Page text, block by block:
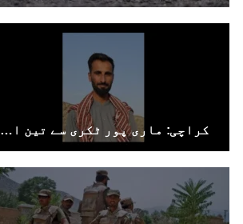
کراچی: ماری پور ٹکری سے تین افراد جبری لاپتہ